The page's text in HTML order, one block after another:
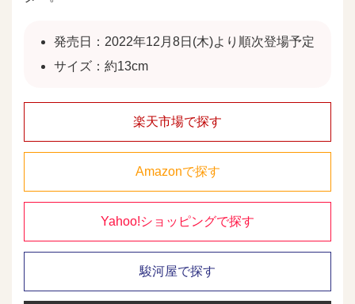
発売日：2022年12月8日(木)より順次登場予定
サイズ：約13cm
楽天市場で探す
Amazonで探す
Yahoo!ショッピングで探す
駿河屋で探す